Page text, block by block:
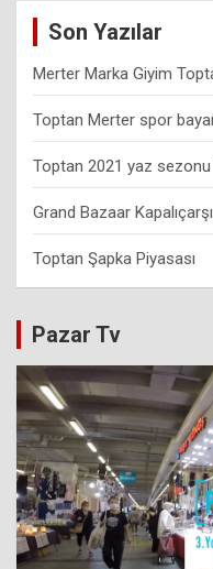
Son Yazılar
Merter Marka Giyim
Toptan Merter spor
Toptan 2021 yaz sezonu
Grand Bazaar Kapalıçarşı
Toptan Şapka Piyasası
Pazar Tv